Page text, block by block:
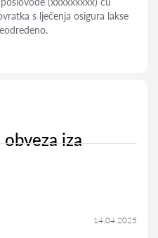
s lječenja osigura lakse
iza
14.04.2025